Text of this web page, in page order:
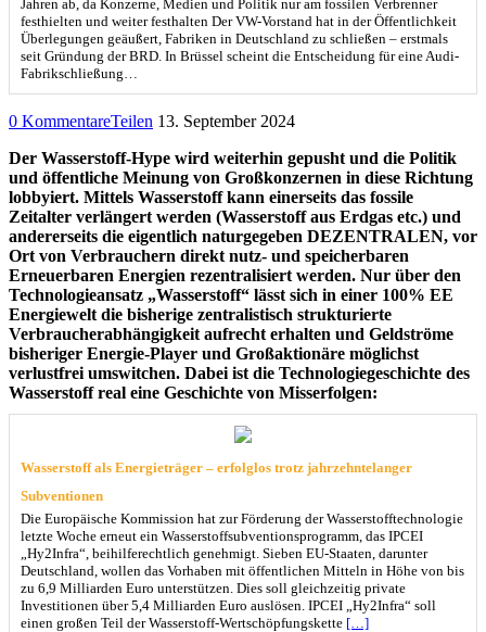
Jahren ab, da Konzerne, Medien und Politik nur am fossilen Verbrenner
festhielten und weiter festhalten Der VW-Vorstand hat in der Öffentlichkeit
Überlegungen geäußert, Fabriken in Deutschland zu schließen – erstmals
seit Gründung der BRD. In Brüssel scheint die Entscheidung für eine Audi-
Fabrikschließung…
0 KommentareTeilen 13. September 2024
Der Wasserstoff-Hype wird weiterhin gepusht und die Politik
und öffentliche Meinung von Großkonzernen in diese Richtung
lobbyiert. Mittels Wasserstoff kann einerseits das fossile
Zeitalter verlängert werden (Wasserstoff aus Erdgas etc.) und
andererseits die eigentlich naturgegeben DEZENTRALEN, vor
Ort von Verbrauchern direkt nutz- und speicherbaren
Erneuerbaren Energien rezentralisiert werden. Nur über den
Technologieansatz „Wasserstoff“ lässt sich in einer 100% EE
Energiewelt die bisherige zentralistisch strukturierte
Verbraucherabhängigkeit aufrecht erhalten und Geldströme
bisheriger Energie-Player und Großaktionäre möglichst
verlustfrei umswitchen. Dabei ist die Technologiegeschichte des
Wasserstoff real eine Geschichte von Misserfolgen:
Wasserstoff als Energieträger – erfolglos trotz jahrzehntelanger
Subventionen
Die Europäische Kommission hat zur Förderung der Wasserstofftechnologie
letzte Woche erneut ein Wasserstoffsubventionsprogramm, das IPCEI
„Hy2Infra“, beihilferechtlich genehmigt. Sieben EU-Staaten, darunter
Deutschland, wollen das Vorhaben mit öffentlichen Mitteln in Höhe von bis
zu 6,9 Milliarden Euro unterstützen. Dies soll gleichzeitig private
Investitionen über 5,4 Milliarden Euro auslösen. IPCEI „Hy2Infra“ soll
einen großen Teil der Wasserstoff-Wertschöpfungskette […]